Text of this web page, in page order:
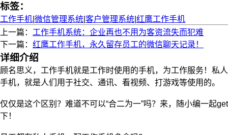
标签：
工作手机 微信管理系统 客户管理系统 红鹰工作手机
上一篇： 工作手机系统：企业再也不用为客资流失而犯难
下一篇： 红鹰工作手机，永久留存员工的微信聊天记录！
详细介绍
顾名思义，工作手机就是工作时使用的手机，为工作服务！私人
手机，就是人们用于社交、通讯、看视频、打游戏等使用的。
仅仅是这个区别？难道不可以“合二为一”吗？来，随小编一起get
下！